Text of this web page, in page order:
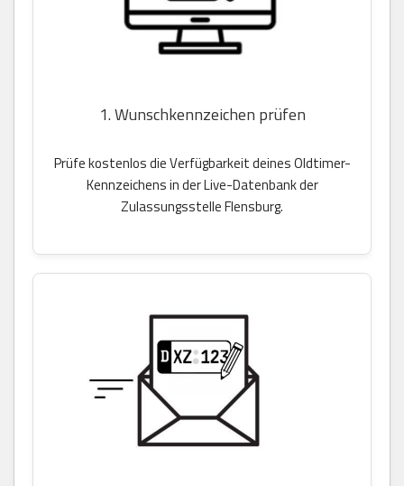
1. Wunschkennzeichen prüfen
Prüfe kostenlos die Verfügbarkeit deines Oldtimer-
Kennzeichens in der Live-Datenbank der
Zulassungsstelle Flensburg.